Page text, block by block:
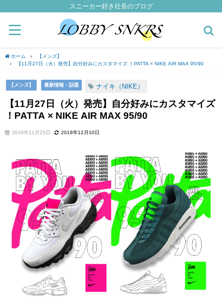
スニーカー好き社長のブログ
ホーム
【メンズ】
【11月27日（火）発売】自分好みにカスタマイズ ！PATTA × NIKE AIR MAX 95/90
【メンズ】 最新情報・話題 ナイキ（NIKE）
【11月27日（火）発売】自分好みにカスタマイズ
！PATTA × NIKE AIR MAX 95/90
2018年11月25日 2018年12月10日